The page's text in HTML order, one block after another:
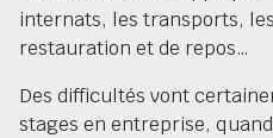
internats, les transports,
restauration et de repos…
Des difficultés vont
stages en entreprise,